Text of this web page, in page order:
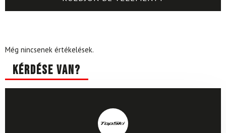
Még nincsenek értékelések.
Kérdése van?